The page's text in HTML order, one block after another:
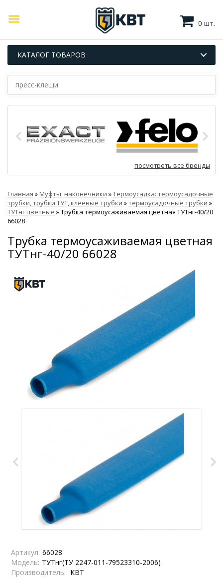
0 шт.
КАТАЛОГ ТОВАРОВ
посмотреть все бренды
Главная »Муфты, наконечники »Термоусадка: термоусадочные
трубки, трубки ТУТ, клеевые трубки »термоусадочные трубки »
ТУТнг цветные »Трубка термоусаживаемая цветная ТУТнг-40/20
66028
Трубка термоусаживаемая цветная
ТУТнг-40/20 66028
Артикул: 66028
Модель: ТУТнг(ТУ 2247-011-79523310-2006)
Производитель: КВТ